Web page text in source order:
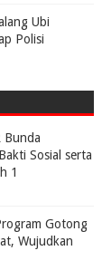
Ubi
Polisi
Bunda
Sosial serta
1
Gotong
Wujudkan